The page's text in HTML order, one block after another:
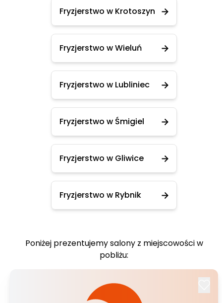
Fryzjerstwo w Krotoszyn
Fryzjerstwo w Wieluń
Fryzjerstwo w Lubliniec
Fryzjerstwo w Śmigiel
Fryzjerstwo w Gliwice
Fryzjerstwo w Rybnik
Poniżej prezentujemy salony z miejscowości w
pobliżu: